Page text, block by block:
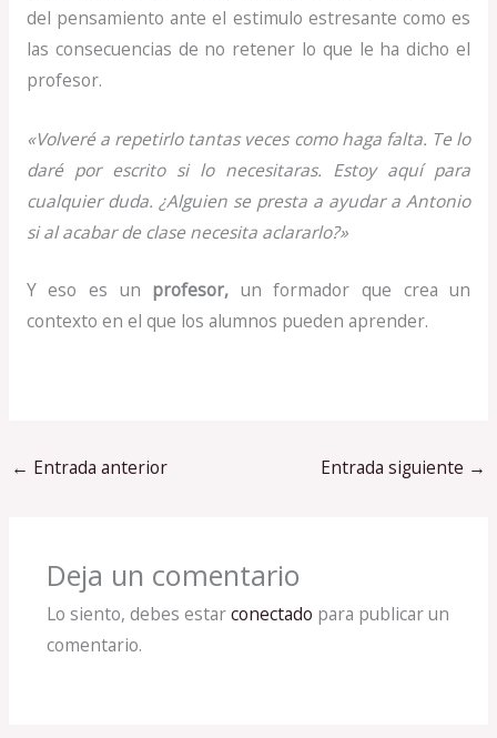
del pensamiento ante el estimulo estresante como es
las consecuencias de no retener lo que le ha dicho el
profesor.
«Volveré a repetirlo tantas veces como haga falta. Te lo
daré por escrito si lo necesitaras. Estoy aquí para
cualquier duda. ¿Alguien se presta a ayudar a Antonio
si al acabar de clase necesita aclararlo?»
Y eso es un profesor, un formador que crea un
contexto en el que los alumnos pueden aprender.
← Entrada anterior Entrada siguiente →
Deja un comentario
Lo siento, debes estarconectado para publicar un
comentario.